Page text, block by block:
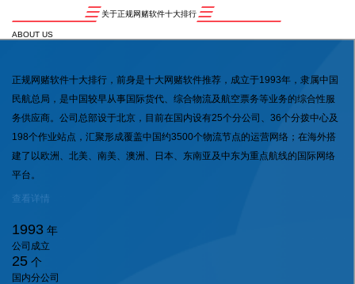
关于正规网赌软件十大排行
ABOUT US
正规网赌软件十大排行，前身是十大网赌软件推荐，成立于1993年，隶属中国
民航总局，是中国较早从事国际货代、综合物流及航空票务等业务的综合性服
务供应商。公司总部设于北京，目前在国内设有25个分公司、36个分拨中心及
198个作业站点，汇聚形成覆盖中国约3500个物流节点的运营网络；在海外搭
建了以欧洲、北美、南美、澳洲、日本、东南亚及中东为重点航线的国际网络
平台。
查看详情
1993 年
公司成立
25 个
国内分公司